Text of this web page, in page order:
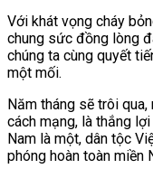
Với khát vọng cháy
chung sức đồng lòng
chúng ta cùng quyết
một mối.
Năm tháng sẽ trôi
cách mạng, là thắng
Nam là một, dân tộc
phóng hoàn toàn miền